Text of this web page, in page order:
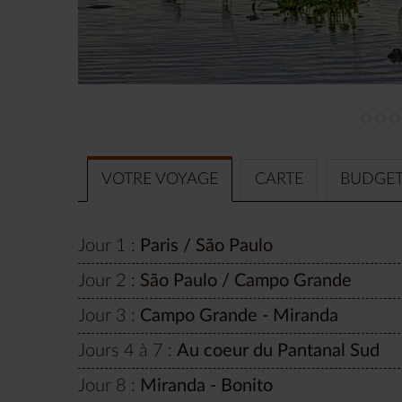
VOTRE VOYAGE CARTE
Jour 1 : Paris / São Paulo
Jour 2 : São Paulo / Campo Grande
Jour 3 : Campo Grande - Miranda
Jours 4 à 7 : Au coeur du Pantanal Sud
Jour 8 : Miranda - Bonito